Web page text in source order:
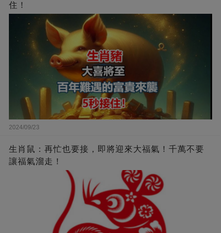
住！
2024/09/23
生肖鼠：再忙也要接，即將迎來大福氣！千萬不要
讓福氣溜走！